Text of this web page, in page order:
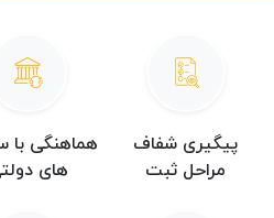
پیگیری شفاف
مراحل ثبت
هماهنگی با
های